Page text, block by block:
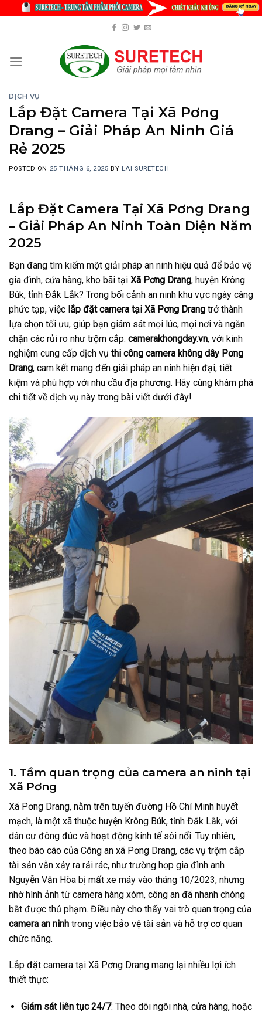
DỊCH VỤ
Lắp Đặt Camera Tại Xã Pơng
Drang – Giải Pháp An Ninh Giá
Rẻ 2025
POSTED ON 25 THÁNG 6, 2025 BY LAI SURETECH
Lắp Đặt Camera Tại Xã Pơng Drang
– Giải Pháp An Ninh Toàn Diện Năm
2025
Bạn đang tìm kiếm một giải pháp an ninh hiệu quả để bảo vệ
gia đình, cửa hàng, kho bãi tại Xã Pơng Drang, huyện Krông
Búk, tỉnh Đắk Lắk? Trong bối cảnh an ninh khu vực ngày càng
phức tạp, việc lắp đặt camera tại Xã Pơng Drang trở thành
lựa chọn tối ưu, giúp bạn giám sát mọi lúc, mọi nơi và ngăn
chặn các rủi ro như trộm cắp. camerakhongday.vn, với kinh
nghiệm cung cấp dịch vụ thi công camera không dây Pơng
Drang, cam kết mang đến giải pháp an ninh hiện đại, tiết
kiệm và phù hợp với nhu cầu địa phương. Hãy cùng khám phá
chi tiết về dịch vụ này trong bài viết dưới đây!
1. Tầm quan trọng của camera an ninh tại
Xã Pơng
Xã Pơng Drang, nằm trên tuyến đường Hồ Chí Minh huyết
mạch, là một xã thuộc huyện Krông Búk, tỉnh Đắk Lắk, với
dân cư đông đúc và hoạt động kinh tế sôi nổi. Tuy nhiên,
theo báo cáo của Công an xã Pơng Drang, các vụ trộm cắp
tài sản vẫn xảy ra rải rác, như trường hợp gia đình anh
Nguyễn Văn Hòa bị mất xe máy vào tháng 10/2023, nhưng
nhờ hình ảnh từ camera hàng xóm, công an đã nhanh chóng
bắt được thủ phạm. Điều này cho thấy vai trò quan trọng của
camera an ninh trong việc bảo vệ tài sản và hỗ trợ cơ quan
chức năng.
Lắp đặt camera tại Xã Pơng Drang mang lại nhiều lợi ích
thiết thực:
Giám sát liên tục 24/7: Theo dõi ngôi nhà, cửa hàng, hoặc